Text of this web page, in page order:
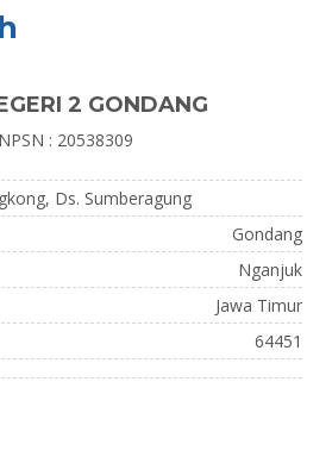
2 GONDANG
NPSN : 20538309
Ds. Sumberagung
Gondang
Nganjuk
Jawa Timur
64451